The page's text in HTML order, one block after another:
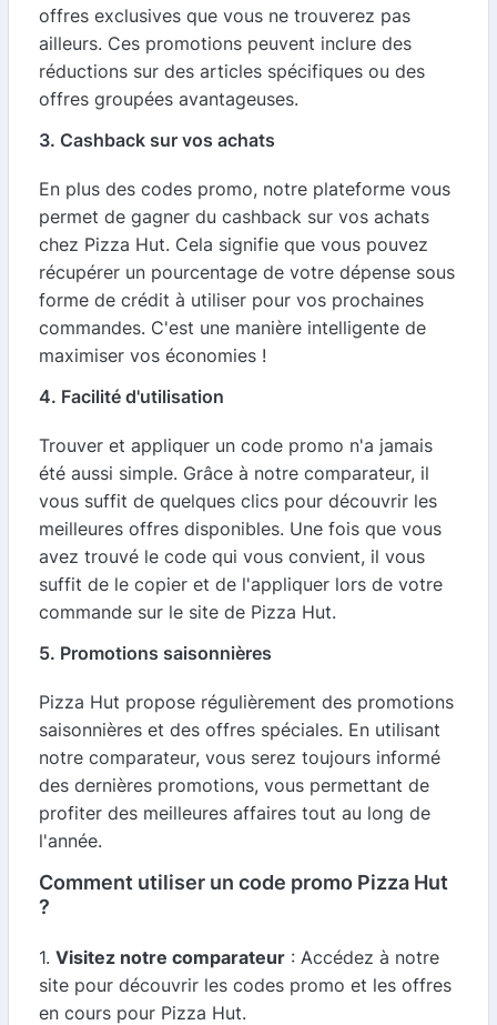
offres exclusives que vous ne trouverez pas
ailleurs. Ces promotions peuvent inclure des
réductions sur des articles spécifiques ou des
offres groupées avantageuses.
3. Cashback sur vos achats
En plus des codes promo, notre plateforme vous
permet de gagner du cashback sur vos achats
chez Pizza Hut. Cela signifie que vous pouvez
récupérer un pourcentage de votre dépense sous
forme de crédit à utiliser pour vos prochaines
commandes. C'est une manière intelligente de
maximiser vos économies !
4. Facilité d'utilisation
Trouver et appliquer un code promo n'a jamais
été aussi simple. Grâce à notre comparateur, il
vous suffit de quelques clics pour découvrir les
meilleures offres disponibles. Une fois que vous
avez trouvé le code qui vous convient, il vous
suffit de le copier et de l'appliquer lors de votre
commande sur le site de Pizza Hut.
5. Promotions saisonnières
Pizza Hut propose régulièrement des promotions
saisonnières et des offres spéciales. En utilisant
notre comparateur, vous serez toujours informé
des dernières promotions, vous permettant de
profiter des meilleures affaires tout au long de
l'année.
Comment utiliser un code promo Pizza Hut
?
1. Visitez notre comparateur : Accédez à notre
site pour découvrir les codes promo et les offres
en cours pour Pizza Hut.